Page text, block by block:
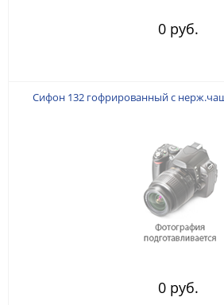
0 руб.
Сифон 132 гофрированный с
0 руб.